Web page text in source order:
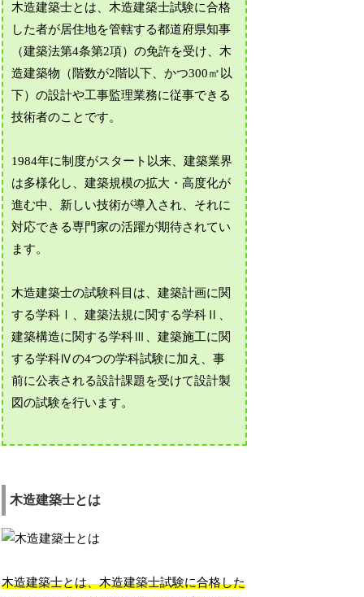
木造建築士とは、木造建築士試験に合格
した者が居住地を管轄する都道府県知事
（建築法第4条第2項）の免許を受け、木
造建築物（階数が2階以下、かつ300㎡以
下）の設計や工事監理業務に従事できる
技術者のことです。
1984年に制度がスタート以来、建築業界
は多様化し、建築規模の拡大・高度化が
進む中、新しい技術が導入され、それに
対応できる専門家の活躍が期待されてい
ます。
木造建築士の試験科目は、建築計画に関
する学科Ⅰ、建築法規に関する学科Ⅱ、
建築構造に関する学科Ⅲ、建築施工に関
する学科Ⅳの4つの学科試験に加え、事
前に公表される設計課題を受けて設計製
図の試験を行います。
木造建築士とは
木造建築士とは、木造建築士試験に合格した